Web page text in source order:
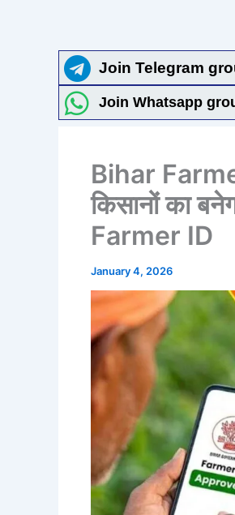
Join Telegram
Join Whatsapp
Bihar
किसानों का
Farmer ID
January 4, 2026